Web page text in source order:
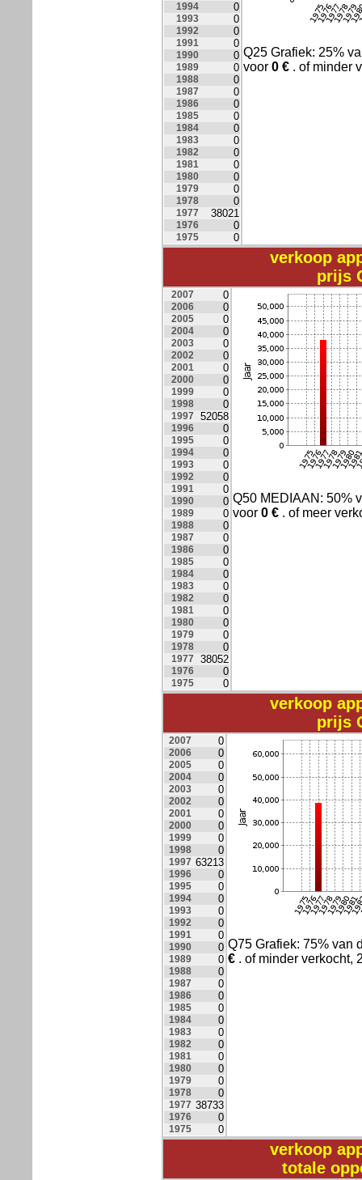
1994 0
1993 0
1992 0
1991 0
1990 0
1989 0
1988 0
1987 0
1986 0
1985 0
1984 0
1983 0
1982 0
1981 0
1980 0
1979 0
1978 0
1977 38021
1976 0
1975 0
Q25 Grafiek: 25%
voor 0 € . of minder
verkoop
prijs
2007 0
2006 0
2005 0
2004 0
2003 0
2002 0
2001 0
2000 0
1999 0
1998 0
1997 52058
1996 0
1995 0
1994 0
1993 0
1992 0
1991 0
1990 0
1989 0
1988 0
1987 0
1986 0
1985 0
1984 0
1983 0
1982 0
1981 0
1980 0
1979 0
1978 0
1977 38052
1976 0
1975 0
Q50 MEDIAAN: 50%
voor 0 € . of meer
verkoop
prijs
2007 0
2006 0
2005 0
2004 0
2003 0
2002 0
2001 0
2000 0
1999 0
1998 0
1997 63213
1996 0
1995 0
1994 0
1993 0
1992 0
1991 0
1990 0
1989 0
1988 0
1987 0
1986 0
1985 0
1984 0
1983 0
1982 0
1981 0
1980 0
1979 0
1978 0
1977 38733
1976 0
1975 0
Q75 Grafiek: 75% van
€ . of minder verkocht,
verkoop
totale